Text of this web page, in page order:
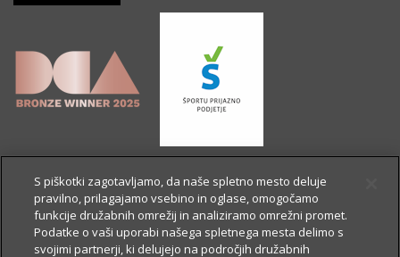
S piškotki zagotavljamo, da naše spletno mesto deluje
pravilno, prilagajamo vsebino in oglase, omogočamo
funkcije družabnih omrežij in analiziramo omrežni promet.
Podatke o vaši uporabi našega spletnega mesta delimo s
svojimi partnerji, ki delujejo na področjih družabnih